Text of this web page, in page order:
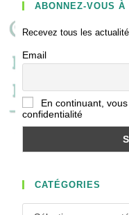
ABONNEZ-VOUS
Recevez tous les
Email
En continuant,
confidentialité
CATÉGORIES